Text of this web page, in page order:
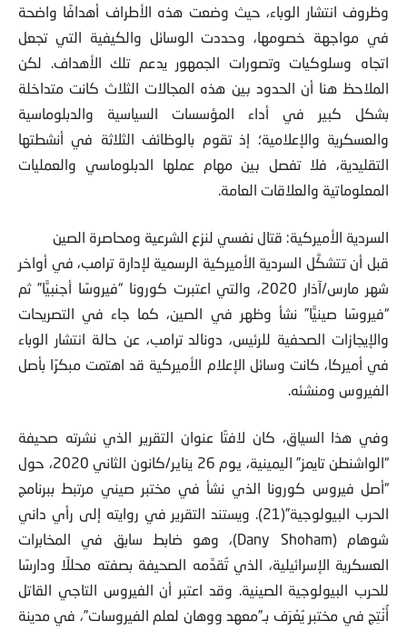
وظروف انتشار الوباء، حيث وضعت هذه الأطراف أهدافًا واضحة
في مواجهة خصومها، وحددت الوسائل والكيفية التي تجعل
اتجاه وسلوكيات وتصورات الجمهور يدعم تلك الأهداف. لكن
الملاحظ هنا أن الحدود بين هذه المجالات الثلاث كانت متداخلة
بشكل كبير في أداء المؤسسات السياسية والدبلوماسية
والعسكرية والإعلامية؛ إذ تقوم بالوظائف الثلاثة في أنشطتها
التقليدية، فلا تفصل بين مهام عملها الدبلوماسي والعمليات
المعلوماتية والعلاقات العامة.
السردية الأميركية: قتال نفسي لنزع الشرعية ومحاصرة الصين
قبل أن تتشكَّل السردية الأميركية الرسمية لإدارة ترامب، في أواخر
شهر مارس/آذار 2020، والتي اعتبرت كورونا “فيروسًا أجنبيًّا” ثم
“فيروسًا صينيًّا” نشأ وظهر في الصين، كما جاء في التصريحات
والإيجازات الصحفية للرئيس، دونالد ترامب، عن حالة انتشار الوباء
في أميركا، كانت وسائل الإعلام الأميركية قد اهتمت مبكرًا بأصل
الفيروس ومنشئه.
وفي هذا السياق، كان لافتًا عنوان التقرير الذي نشرته صحيفة
“الواشنطن تايمز” اليمينية، يوم 26 يناير/كانون الثاني 2020، حول
“أصل فيروس كورونا الذي نشأ في مختبر صيني مرتبط ببرنامج
الحرب البيولوجية”(21). ويستند التقرير في روايته إلى رأي داني
شوهام (Dany Shoham)، وهو ضابط سابق في المخابرات
العسكرية الإسرائيلية، الذي تُقدِّمه الصحيفة بصفته محللًا ودارسًا
للحرب البيولوجية الصينية. وقد اعتبر أن الفيروس التاجي القاتل
أُنْتِج في مختبر يُعْرَف بـ”معهد ووهان لعلم الفيروسات”، في مدينة